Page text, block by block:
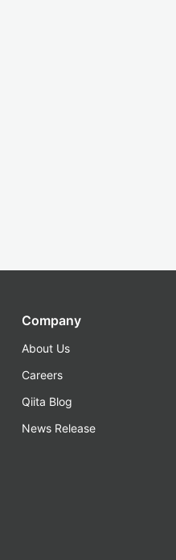
Company
About Us
Careers
Qiita Blog
News Release